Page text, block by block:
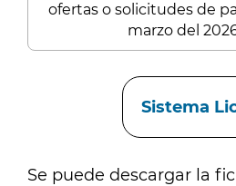
ofertas o solicitudes de
marzo del
Sistema
Se puede descargar la